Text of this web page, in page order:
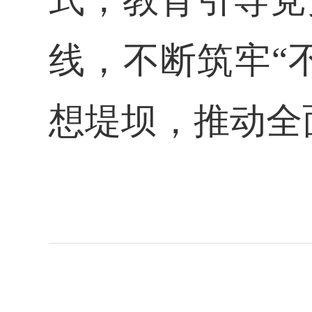
线，不断筑牢“
想堤坝，推动